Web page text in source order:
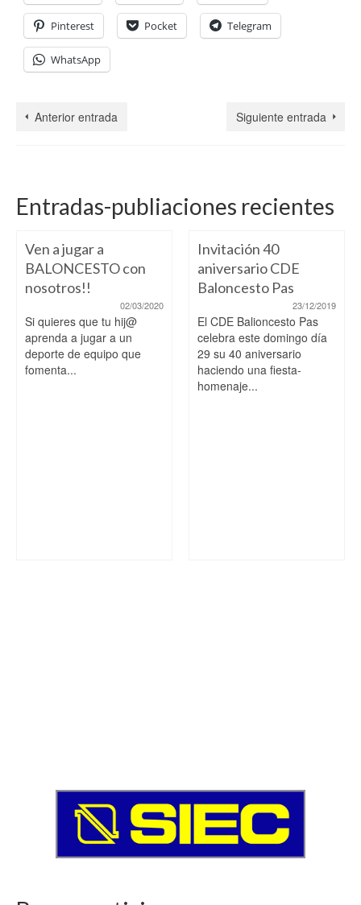
Pinterest Pocket Telegram
WhatsApp
Anterior entrada Siguiente entrada
Entradas-publiaciones recientes
Ven a jugar a
BALONCESTO con
nosotros!!
02/03/2020
Si quieres que tu hij@
aprenda a jugar a un
deporte de equipo que
fomenta...
Invitación 40
aniversario CDE
Baloncesto Pas
23/12/2019
El CDE Balioncesto Pas
celebra este domingo día
29 su 40 aniversario
haciendo una fiesta-
homenaje...